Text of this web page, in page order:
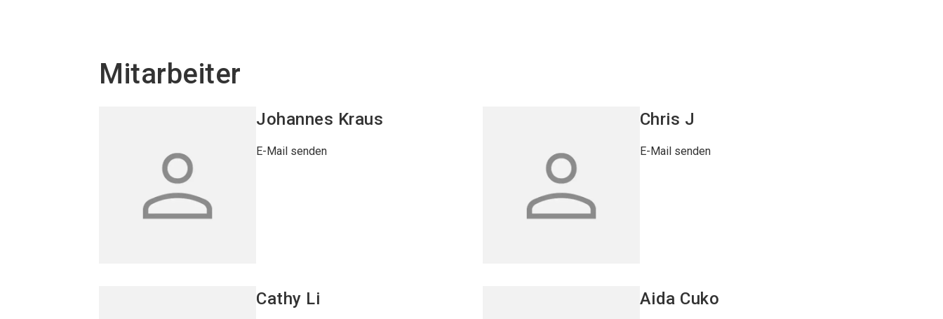
Mitarbeiter
Johannes Kraus
E-Mail senden
Chris J
E-Mail senden
Cathy Li Aida Cuko